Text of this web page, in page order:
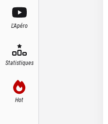
L'Apéro
Statistiques
Hot